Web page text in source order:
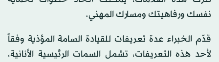
نفسك ورفاهيتك ومسارك المهني.
قدّم الخبراء عدة تعريفات للقيادة السامة المؤذية وفقاً
لأحد هذه التعريفات، تشمل السمات الرئيسية الأنانية،